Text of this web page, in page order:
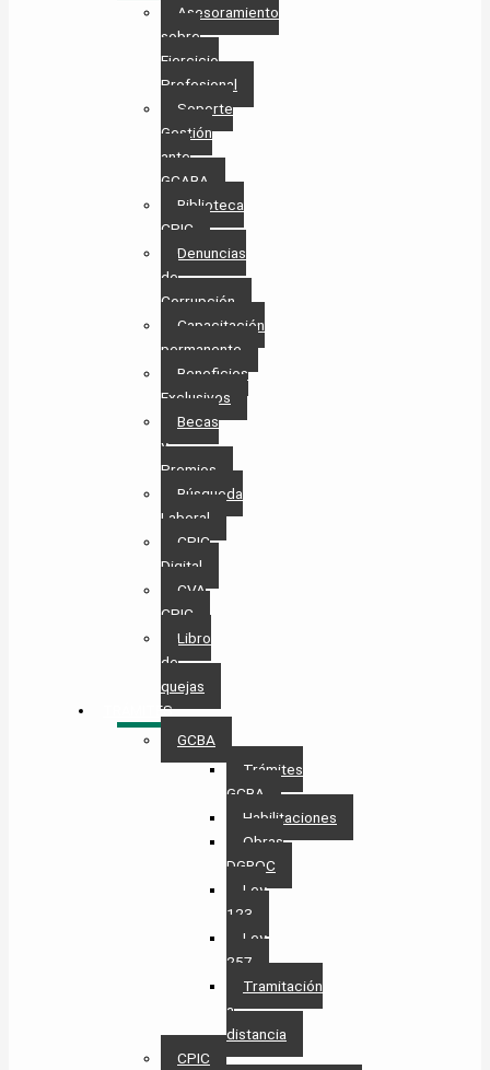
Asesoramiento
sobre
Ejercicio
Profesional
Soporte
Gestión
ante
GCABA
Biblioteca
CPIC
Denuncias
de
Corrupción
Capacitación
permanente
Beneficios
Exclusivos
Becas
y
Premios
Búsqueda
Laboral​
CPIC
Digital
CVA
CPIC
Libro
de
quejas
TRÁMITES
GCBA
Trámites
GCBA
Habilitaciones
Obras
DGROC
Ley
123
Ley
257
Tramitación
a
distancia
CPIC